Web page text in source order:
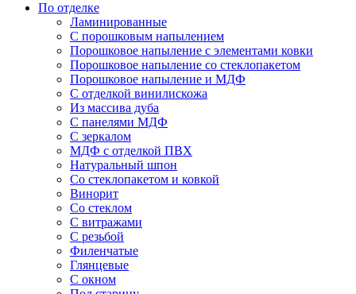
По отделке
Ламинированные
С порошковым напылением
Порошковое напыление с элементами ковки
Порошковое напыление со стеклопакетом
Порошковое напыление и МДФ
С отделкой винилискожа
Из массива дуба
С панелями МДФ
С зеркалом
МДФ с отделкой ПВХ
Натуральный шпон
Со стеклопакетом и ковкой
Винорит
Со стеклом
С витражами
С резьбой
Филенчатые
Глянцевые
С окном